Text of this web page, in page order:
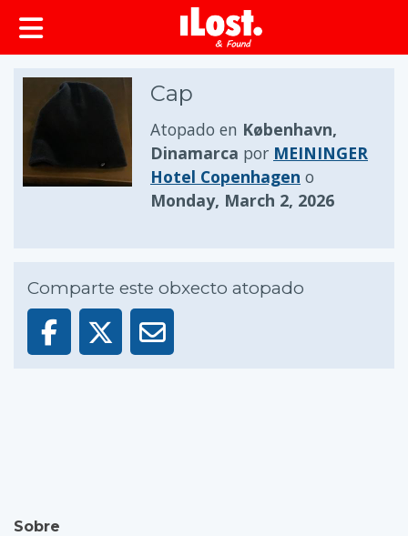
Cap
Atopado en København,
Dinamarca por MEININGER
Hotel Copenhagen o
Monday, March 2, 2026
Comparte este obxecto atopado
Sobre